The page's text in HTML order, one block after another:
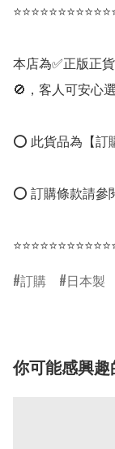
本店為✅正版正
🚫，客人可安心
⭕ 此貨品為【訂
⭕ 訂購條款請參
訂購
日本製
你可能感興